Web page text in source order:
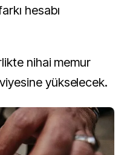
hesabı
nihai memur
yükselecek.